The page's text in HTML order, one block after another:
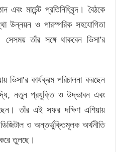
এবং মার্চেন্ট প্রতিনিধিবৃন্দ। বৈঠকে
উন্নয়ন ও পারস্পরিক সহযোগিতা
তাঁর সঙ্গে থাকবেন ভিসা’র
ভিসা’র কার্যক্রম পরিচালনা করছেন
নতুন প্রযুক্তি ও উদ্ভাবন এবং
তাঁর এই সফর দক্ষিণ এশিয়ায়
ডিজিটাল ও অন্তর্ভুক্তিমূলক অর্থনীতি
তুলছে।